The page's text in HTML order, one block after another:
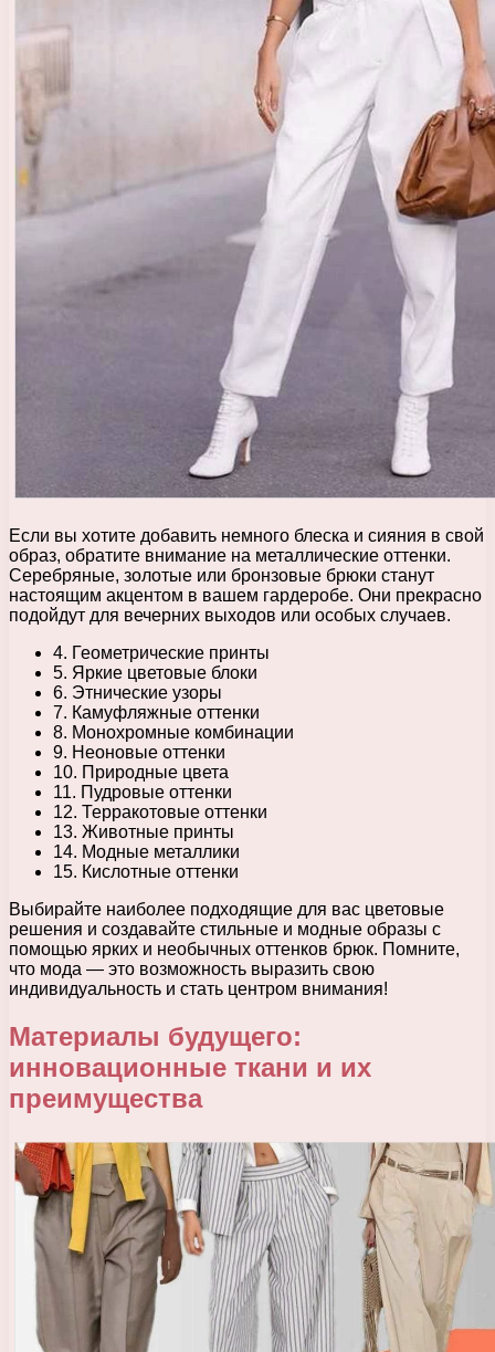
Если вы хотите добавить немного блеска и сияния в свой
образ, обратите внимание на металлические оттенки.
Серебряные, золотые или бронзовые брюки станут
настоящим акцентом в вашем гардеробе. Они прекрасно
подойдут для вечерних выходов или особых случаев.
4. Геометрические принты
5. Яркие цветовые блоки
6. Этнические узоры
7. Камуфляжные оттенки
8. Монохромные комбинации
9. Неоновые оттенки
10. Природные цвета
11. Пудровые оттенки
12. Терракотовые оттенки
13. Животные принты
14. Модные металлики
15. Кислотные оттенки
Выбирайте наиболее подходящие для вас цветовые
решения и создавайте стильные и модные образы с
помощью ярких и необычных оттенков брюк. Помните,
что мода — это возможность выразить свою
индивидуальность и стать центром внимания!
Материалы будущего:
инновационные ткани и их
преимущества